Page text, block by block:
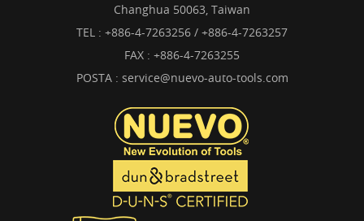
Changhua 50063, Taiwan
TEL : +886-4-7263256 / +886-4-7263257
FAX : +886-4-7263255
POSTA : service@nuevo-auto-tools.com